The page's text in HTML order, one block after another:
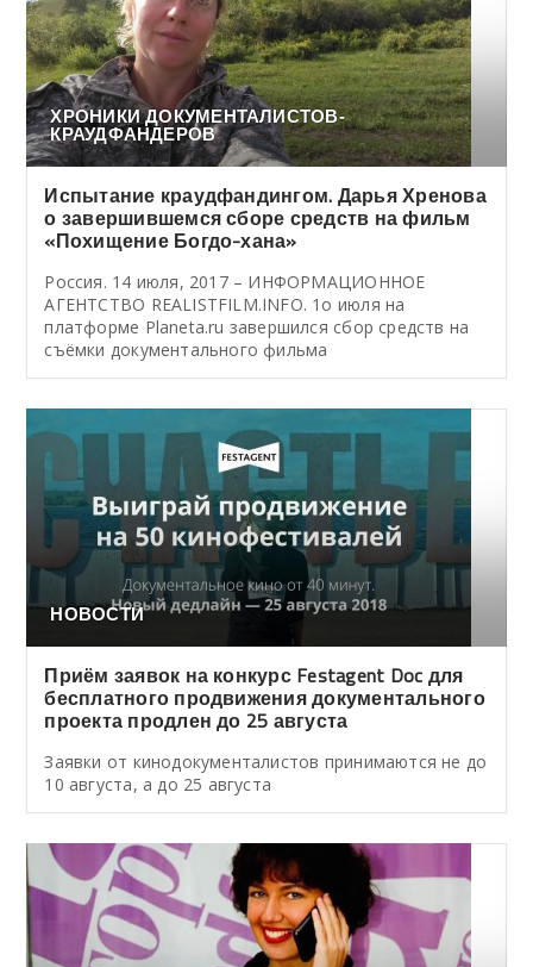
ХРОНИКИ ДОКУМЕНТАЛИСТОВ-
КРАУДФАНДЕРОВ
Испытание краудфандингом. Дарья Хренова
о завершившемся сборе средств на фильм
«Похищение Богдо-хана»
Россия. 14 июля, 2017 – ИНФОРМАЦИОННОЕ
АГЕНТСТВО REALISTFILM.INFO. 1о июля на
платформе Planeta.ru завершился сбор средств на
съёмки документального фильма
НОВОСТИ
Приём заявок на конкурс Festagent Doc для
бесплатного продвижения документального
проекта продлен до 25 августа
Заявки от кинодокументалистов принимаются не до
10 августа, а до 25 августа